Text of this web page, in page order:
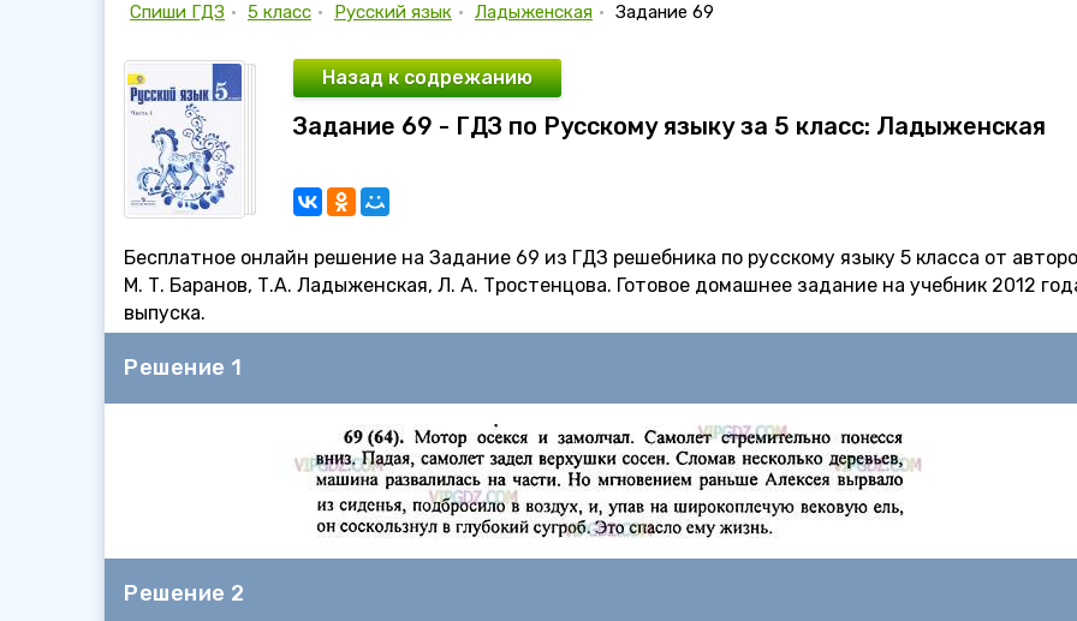
Спиши ГДЗ • 5 класс • Русский язык • Ладыженская • Задание 69
Назад к содрежанию
Задание 69 - ГДЗ по Русскому языку за 5 класс: Ладыженская
Бесплатное онлайн решение на Задание 69 из ГДЗ решебника по русскому языку 5 класса от
М. Т. Баранов, Т.А. Ладыженская, Л. А. Тростенцова. Готовое домашнее задание на учебник 2012
выпуска.
Решение 1
Решение 2